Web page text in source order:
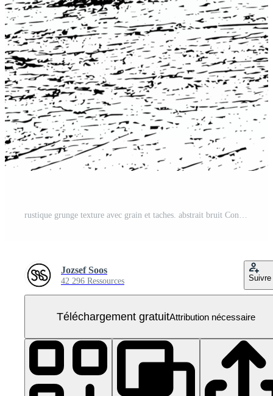
rustique grunge texture avec grain et taches. abstrait bruit Contexte. png graphique illustration avec transparent Contexte. PNG Gratuit
Jozsef Soos
42 296 Ressources Suivre
Téléchargement gratuitAttribution nécessaire